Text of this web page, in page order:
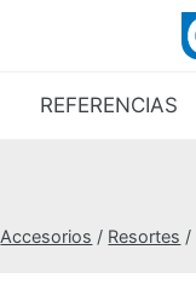
REFERENCIAS
Accesorios / Resortes /